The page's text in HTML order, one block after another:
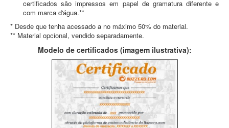
certificados são impressos em papel de gramatura diferente e
com marca d'água.**
* Desde que tenha acessado a no máximo 50% do material.
** Material opcional, vendido separadamente.
Modelo de certificados (imagem ilustrativa):